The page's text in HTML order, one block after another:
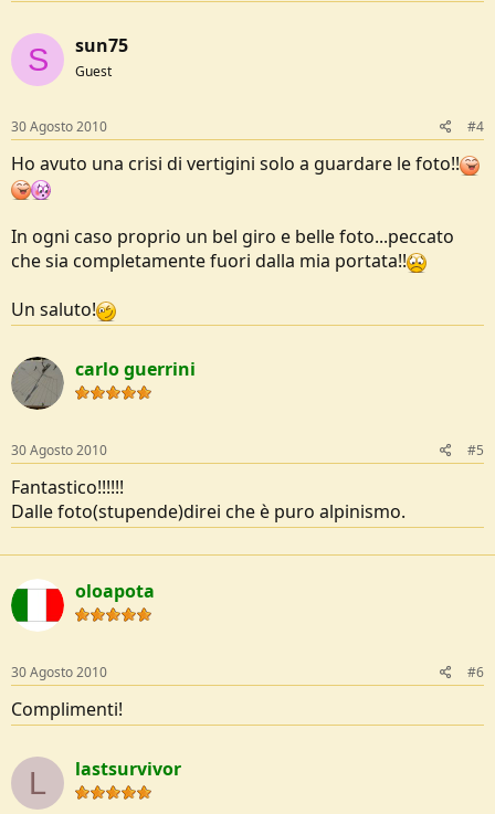
S sun75
Guest
30 Agosto 2010 #4
Ho avuto una crisi di vertigini solo a guardare le foto!!
In ogni caso proprio un bel giro e belle foto...peccato
che sia completamente fuori dalla mia portata!!
Un saluto!
carlo guerrini
30 Agosto 2010 #5
Fantastico!!!!!!
Dalle foto(stupende)direi che è puro alpinismo.
oloapota
30 Agosto 2010 #6
Complimenti!
L lastsurvivor